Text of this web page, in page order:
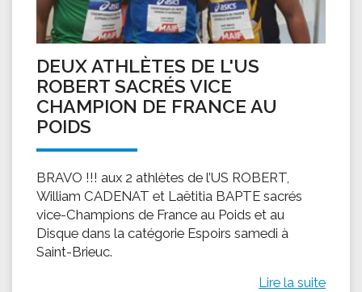
DEUX ATHLÈTES DE L'US
ROBERT SACRÉS VICE
CHAMPION DE FRANCE AU
POIDS
BRAVO !!! aux 2 athlètes de l’US ROBERT,
William CADENAT et Laëtitia BAPTE sacrés
vice-Champions de France au Poids et au
Disque dans la catégorie Espoirs samedi à
Saint-Brieuc.
Lire la suite